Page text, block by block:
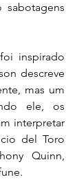
sabotagens
inspirado
descreve
mas um
ele, os
interpretar
del Toro
Quinn,